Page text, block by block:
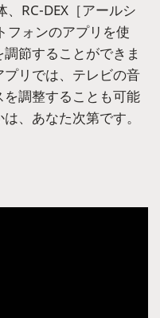
RC-DEX［アールシ
フォンのアプリを使
節することができま
リでは、テレビの音
調整することも可能
、あなた次第です。